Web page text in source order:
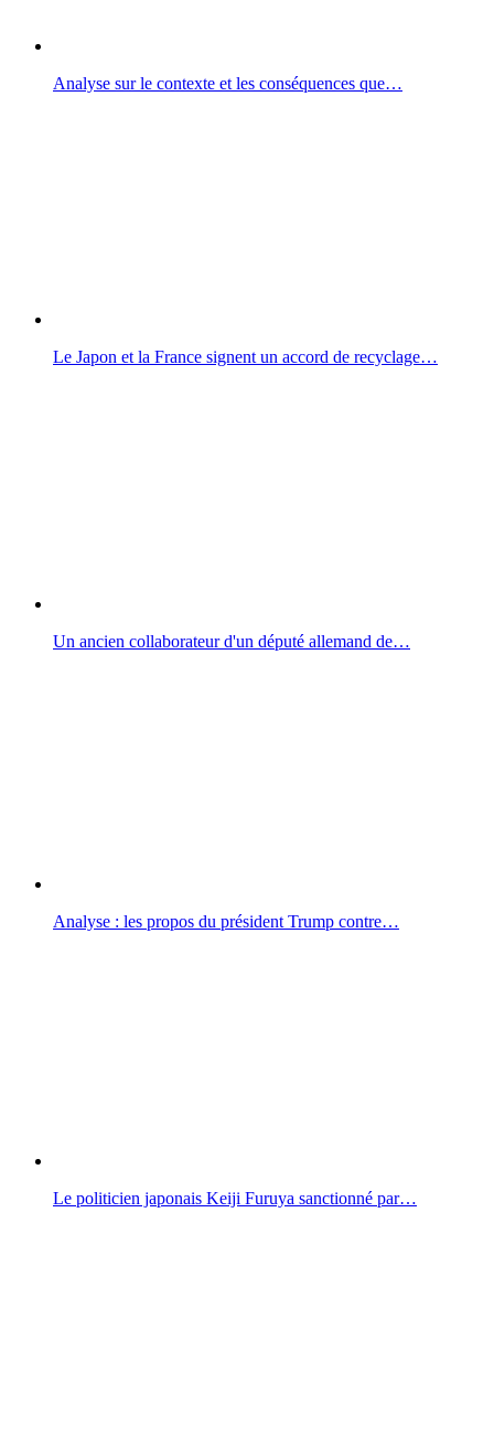
Analyse sur le contexte et les conséquences que…
Le Japon et la France signent un accord de recyclage…
Un ancien collaborateur d'un député allemand de…
Analyse : les propos du président Trump contre…
Le politicien japonais Keiji Furuya sanctionné par…